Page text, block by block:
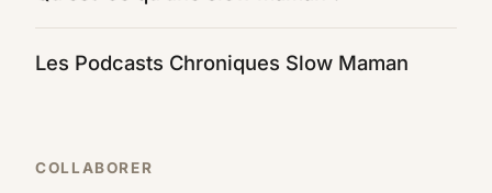
Les Podcasts Chroniques Slow Maman
COLLABORER